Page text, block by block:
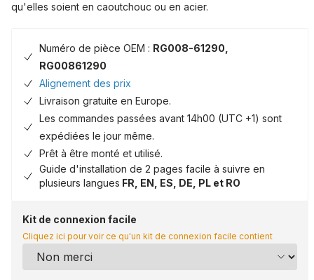
qu'elles soient en caoutchouc ou en acier.
Numéro de pièce OEM : RG008-61290,
RG00861290
Alignement des prix
Livraison gratuite en Europe.
Les commandes passées avant 14h00 (UTC +1) sont
expédiées le jour même.
Prêt à être monté et utilisé.
Guide d'installation de 2 pages facile à suivre en
plusieurs langues FR, EN, ES, DE, PL et RO
Kit de connexion facile
Cliquez ici pour voir ce qu'un kit de connexion facile contient